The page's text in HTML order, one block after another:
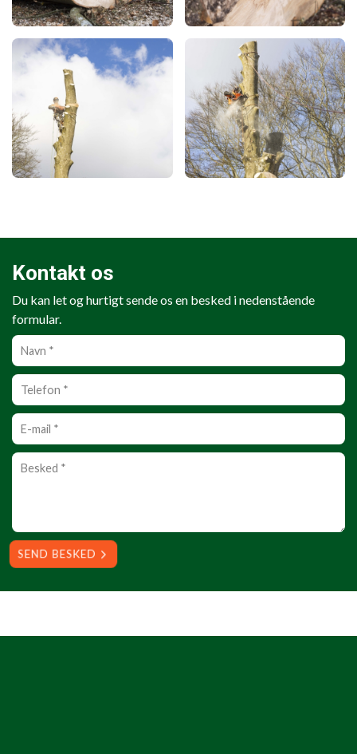
Kontakt os
Du kan let og hurtigt sende os en besked i nedenstående
formular.
Personlig
info